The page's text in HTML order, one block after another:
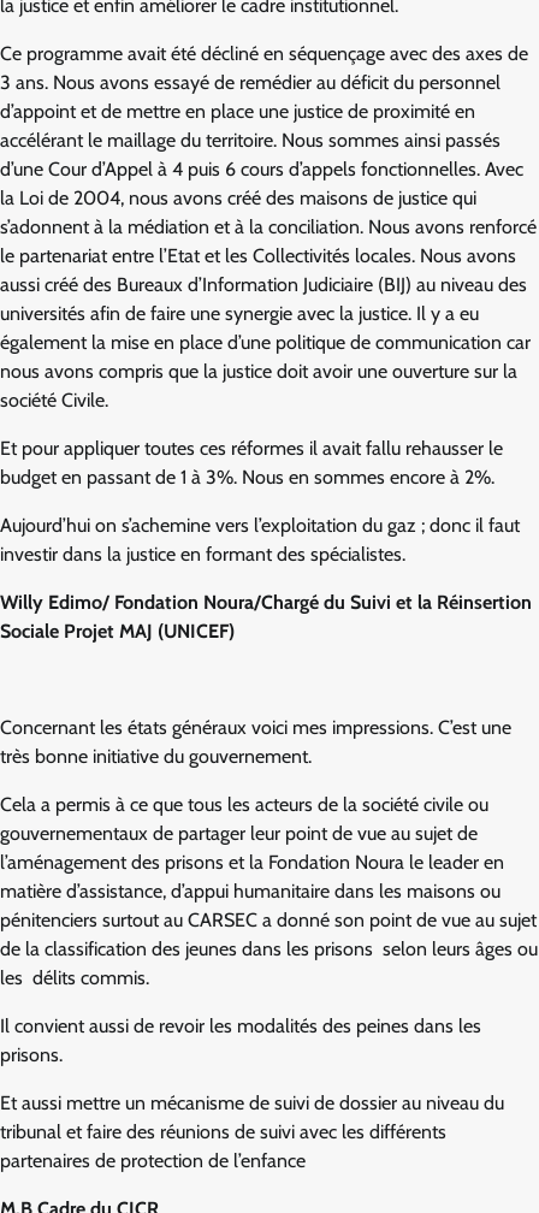
la justice et enfin améliorer le cadre institutionnel.
Ce programme avait été décliné en séquençage avec des axes de
3 ans. Nous avons essayé de remédier au déficit du personnel
d’appoint et de mettre en place une justice de proximité en
accélérant le maillage du territoire. Nous sommes ainsi passés
d’une Cour d’Appel à 4 puis 6 cours d’appels fonctionnelles. Avec
la Loi de 2004, nous avons créé des maisons de justice qui
s’adonnent à la médiation et à la conciliation. Nous avons renforcé
le partenariat entre l’Etat et les Collectivités locales. Nous avons
aussi créé des Bureaux d’Information Judiciaire (BIJ) au niveau des
universités afin de faire une synergie avec la justice. Il y a eu
également la mise en place d’une politique de communication car
nous avons compris que la justice doit avoir une ouverture sur la
société Civile.
Et pour appliquer toutes ces réformes il avait fallu rehausser le
budget en passant de 1 à 3%. Nous en sommes encore à 2%.
Aujourd’hui on s’achemine vers l’exploitation du gaz ; donc il faut
investir dans la justice en formant des spécialistes.
Willy Edimo/ Fondation Noura/Chargé du Suivi et la Réinsertion
Sociale Projet MAJ (UNICEF)
Concernant les états généraux voici mes impressions. C’est une
très bonne initiative du gouvernement.
Cela a permis à ce que tous les acteurs de la société civile ou
gouvernementaux de partager leur point de vue au sujet de
l’aménagement des prisons et la Fondation Noura le leader en
matière d’assistance, d’appui humanitaire dans les maisons ou
pénitenciers surtout au CARSEC a donné son point de vue au sujet
de la classification des jeunes dans les prisons selon leurs âges ou
les délits commis.
Il convient aussi de revoir les modalités des peines dans les
prisons.
Et aussi mettre un mécanisme de suivi de dossier au niveau du
tribunal et faire des réunions de suivi avec les différents
partenaires de protection de l’enfance